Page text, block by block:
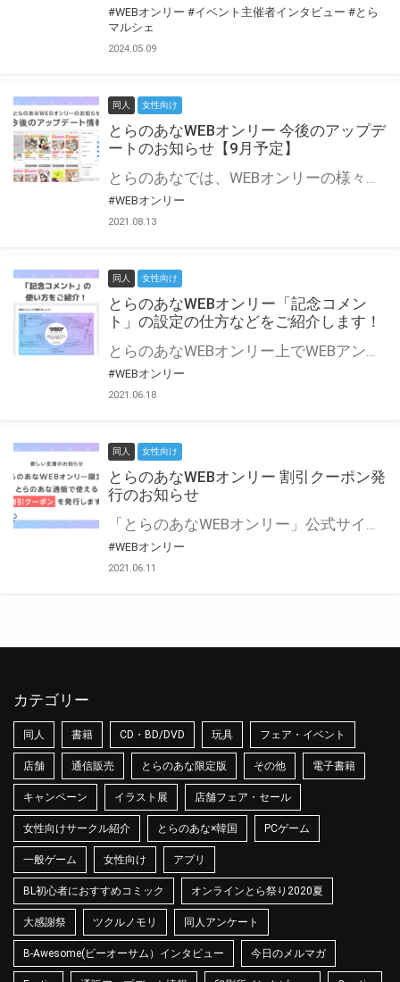
#WEBオンリー #イベント主催者インタビュー #とら
マルシェ
2024.05.09
同人 女性向け
とらのあなWEBオンリー 今後のアップデ
ートのお知らせ【9月予定】
とらのあなでは、WEBオンリーの様々な支援を実施しています。 今回は2021年9月に実装を予定しているアップデート情報についてご紹介いたします。 とらのあなWEBオンリーサイトはこちら
#WEBオンリー
2021.08.13
同人 女性向け
とらのあなWEBオンリー「記念コメン
ト」の設定の仕方などをご紹介します！
とらのあなWEBオンリー上でWEBアンソロジーが作成できる「記念コメント」について、その使い方や作成手順を解説します！ 支援タイプを「サークル参加型」「サークル参加型・マルシェ(イベント会場)機能付き」でお申し込みいただいている主催者様はぜひご活用ください♪ とらのあなWEBオンリーサイトはこちら
#WEBオンリー
2021.06.18
同人 女性向け
とらのあなWEBオンリー 割引クーポン発
行のお知らせ
「とらのあなWEBオンリー」公式サイトでとらのあな通販の「割引クーポン」を配布中！ イベントごとに開催当日限定で使える割引クーポンのシリアルコードを発行します。 とらのあなWEBオンリーのページをチェックして、イベント当日にお得にお買い物を楽しみましょう♪ ※本キャンペーンは予告なく終了する場合がございます。 とらのあなWEBオンリーサイトはこちら
#WEBオンリー
2021.06.11
カテゴリー
同人 書籍 CD・BD/DVD 玩具 フェア・イベント
店舗 通信販売 とらのあな限定版 その他 電子書籍
キャンペーン イラスト展 店舗フェア・セール
女性向けサークル紹介 とらのあな×韓国 PCゲーム
一般ゲーム 女性向け アプリ
BL初心者におすすめコミック オンラインとら祭り2020夏
大感謝祭 ツクルノモリ 同人アンケート
B-Awesome(ビーオーサム）インタビュー 今日のメルマガ